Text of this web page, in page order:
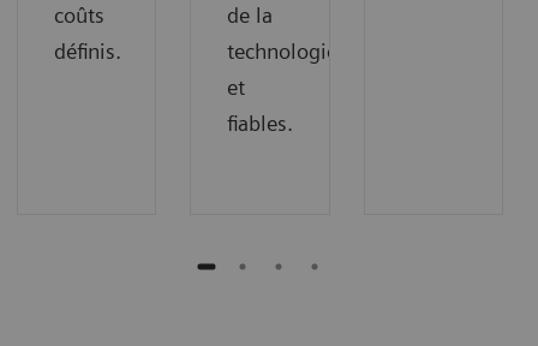
coûts
définis.
de la
technologie
et
fiables.